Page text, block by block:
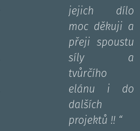
jejich dílo
moc děkuji a
přeji spoustu
síly a
tvůrčího
elánu i do
dalších
projektů !! “